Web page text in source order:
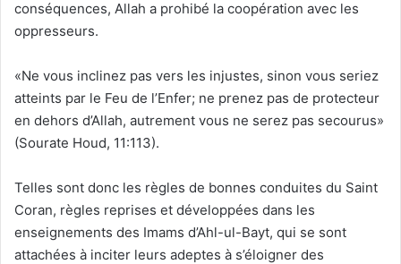
conséquences, Allah a prohibé la coopération avec les
oppresseurs.
«Ne vous inclinez pas vers les injustes, sinon vous seriez
atteints par le Feu de l’Enfer; ne prenez pas de protecteur
en dehors d’Allah, autrement vous ne serez pas secourus»
(Sourate Houd, 11:113).
Telles sont donc les règles de bonnes conduites du Saint
Coran, règles reprises et développées dans les
enseignements des Imams d’Ahl-ul-Bayt, qui se sont
attachées à inciter leurs adeptes à s’éloigner des